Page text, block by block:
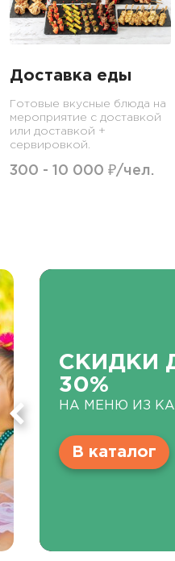
Доставка еды
Готовые вкусные блюда на
мероприятие с доставкой
или доставкой +
сервировкой.
300 - 10 000 ₽/чел.
СКИДКИ
30%
НА МЕНЮ ИЗ
В каталог